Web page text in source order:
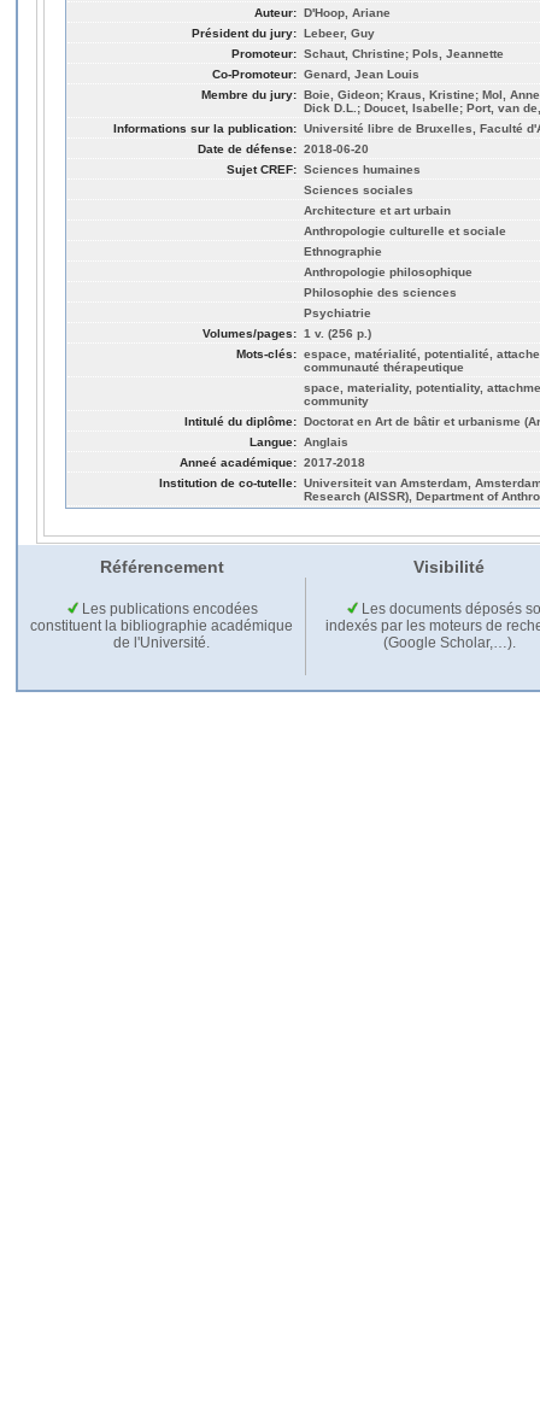
Auteur: D'Hoop, Ariane
Président du jury: Lebeer, Guy
Promoteur: Schaut, Christine; Pols, Jeannette
Co-Promoteur: Genard, Jean Louis
Membre du jury: Boie, Gideon; Kraus, Kristine; Mol,
Dick D.L.; Doucet, Isabelle; Port, van
Informations sur la publication: Université libre de Bruxelles, Faculté
Date de défense: 2018-06-20
Sujet CREF: Sciences humaines
Sciences sociales
Architecture et art urbain
Anthropologie culturelle et sociale
Ethnographie
Anthropologie philosophique
Philosophie des sciences
Psychiatrie
Volumes/pages: 1 v. (256 p.)
Mots-clés: espace, matérialité, potentialité,
communauté thérapeutique
space, materiality, potentiality,
community
Intitulé du diplôme: Doctorat en Art de bâtir et urbanisme
Langue: Anglais
Anneé académique: 2017-2018
Institution de co-tutelle: Universiteit van Amsterdam,
Research (AISSR), Department of
Référencement Visibilité
Les publications encodées
constituent la bibliographie académique
de l'Université.
Les documents déposés
indexés par les moteurs de
(Google Scholar,…).